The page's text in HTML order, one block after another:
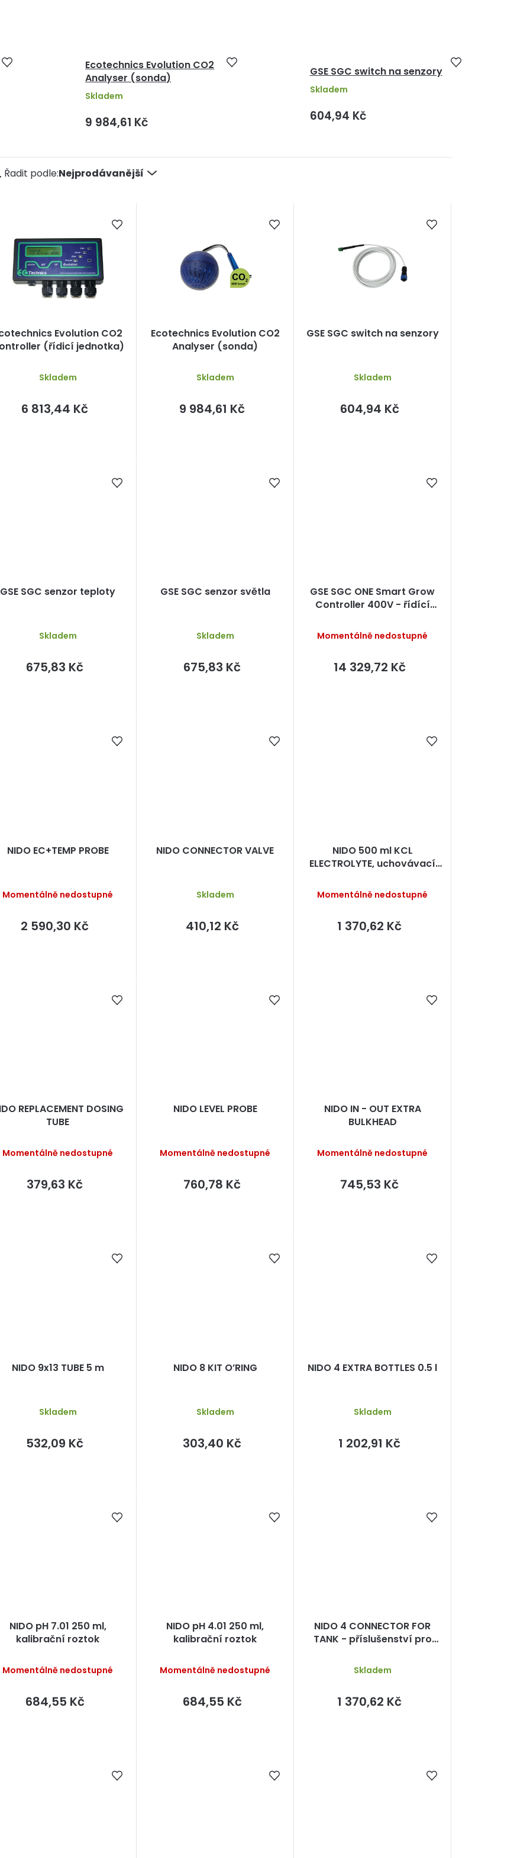
Ecotechnics Evolution CO2
Analyser (sonda)
9 984,61 Kč
Skladem
GSE SGC switch na senzory
604,94 Kč
Skladem
Řadit podle:Nejprodávanější
Evolution CO2
(řídicí jednotka)
Skladem
6 813,44 Kč
Ecotechnics Evolution CO2
Analyser (sonda)
Skladem
9 984,61 Kč
GSE SGC switch na senzory
Skladem
604,94 Kč
GSE SGC senzor teploty
Skladem
675,83 Kč
GSE SGC senzor světla
Skladem
675,83 Kč
GSE SGC ONE Smart Grow
Controller 400V - řídící
Momentálně nedostupné
14 329,72 Kč
NIDO EC+TEMP PROBE
Momentálně nedostupné
2 590,30 Kč
NIDO CONNECTOR VALVE
Skladem
410,12 Kč
NIDO 500 ml KCL
ELECTROLYTE, uchovávací
Momentálně nedostupné
1 370,62 Kč
REPLACEMENT DOSING
TUBE
Momentálně nedostupné
379,63 Kč
NIDO LEVEL PROBE
Momentálně nedostupné
760,78 Kč
NIDO IN - OUT EXTRA
BULKHEAD
Momentálně nedostupné
745,53 Kč
NIDO 9x13 TUBE 5 m
Skladem
532,09 Kč
NIDO 8 KIT O’RING
Skladem
303,40 Kč
NIDO 4 EXTRA BOTTLES 0.5 l
Skladem
1 202,91 Kč
NIDO pH 7.01 250 ml,
kalibrační roztok
Momentálně nedostupné
684,55 Kč
NIDO pH 4.01 250 ml,
kalibrační roztok
Momentálně nedostupné
684,55 Kč
NIDO 4 CONNECTOR FOR
TANK - příslušenství pro
Skladem
1 370,62 Kč